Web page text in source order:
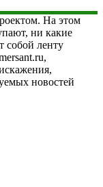
На этом
ни какие
собой ленту
новостей